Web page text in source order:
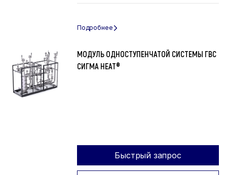
МОДУЛЬ ОДНОСТУПЕНЧАТОЙ СИСТЕМЫ ГВС
СИГМА HEAT®
Быстрый запрос